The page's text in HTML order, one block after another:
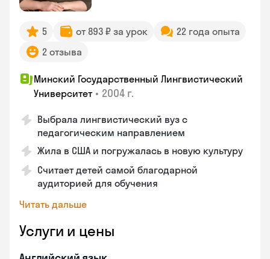
5 от 893 ₽ за урок
22 года опыта
2 отзыва
Минский Государственный Лингвистический
Университет • 2004 г.
Выбрала лингвистический вуз с
педагогическим направлением
Жила в США и погружалась в новую культуру
Считает детей самой благодарной
аудиторией для обучения
Читать дальше
Услуги и цены